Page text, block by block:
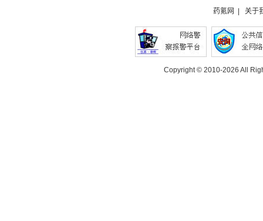
药氪网 关于
Copyright © 2010-2026 All